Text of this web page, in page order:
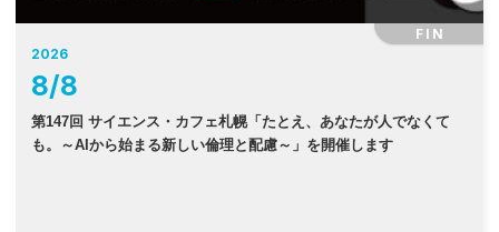
FIN
2026
8/8
第147回 サイエンス・カフェ札幌「たとえ、あなたが人でなくて
も。～AIから始まる新しい倫理と配慮～」を開催します